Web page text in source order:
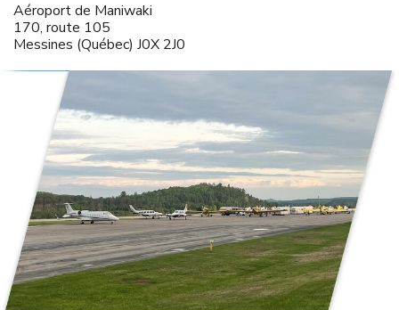
Aéroport de Maniwaki
170, route 105
Messines (Québec) J0X 2J0